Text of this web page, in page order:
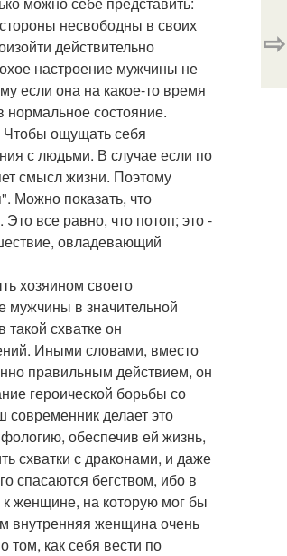
несвободны в своих
действительно
настроение мужчины не
если она на какое-то время
нормальное состояние.
Чтобы ощущать себя
с людьми. В случае если по
смысл жизни. Поэтому
Можно показать, что
все равно, что потоп; это -
овладевающий
хозяином своего
мужчины в значительной
схватке он
Иными словами, вместо
правильным действием, он
героической борьбы со
делает это
обеспечив ей жизнь,
схватки с драконами, и даже
спасаются бегством, ибо в
женщине, на которую мог бы
внутренняя женщина очень
том, как себя вести по
⇨